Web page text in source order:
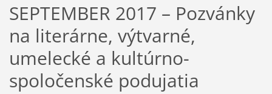
SEPTEMBER 2017 – Pozvánky
na literárne, výtvarné,
umelecké a kultúrno-
spoločenské podujatia